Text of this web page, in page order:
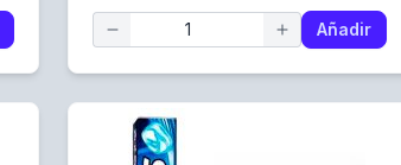
Añadir